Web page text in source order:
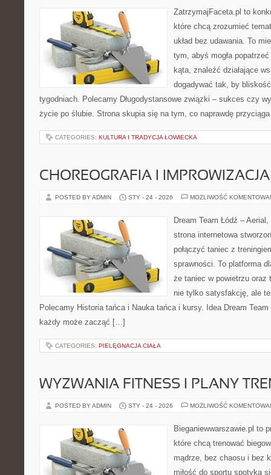
ZatrzymajFaceta.pl to
które chcą zrozumieć
układ bez udawania. To
tym, abyś mogła
kąta, znaleźć działające
dogadywać tak, by
tygodniach. Polecamy Długodystansowe związki – sukces czy
życie po ślubie. Strona skupia się na tym, co naprawdę
CATEGORIES: KULTURA I TRADYCJA ŁOWIECKA
CHOREOGRAFIA I IMPROWIZACJA
POSTED BY ADMIN STY - 24 - 2026 MOŻLIWOŚĆ
Dream Team Łódź –
strona internetowa
połączyć taniec z
sprawności. To platforma
że taniec w powietrzu oraz
nie tylko satysfakcję, ale
Polecamy Historia tańca i Nauka tańca i kursy. Idea Dream
każdy może zacząć […]
CATEGORIES: PIELĘGNACJA CIAŁA
WYZWANIA FITNESS I PLANY
POSTED BY ADMIN STY - 24 - 2026 MOŻLIWOŚĆ
Bieganiewwarszawie.pl to
które chcą trenować
mądrze, bez chaosu i bez
miłość do sportu spotyka